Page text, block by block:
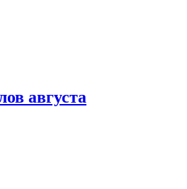
августа